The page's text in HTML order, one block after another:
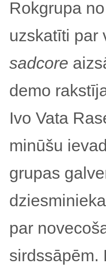
Rokgrupa
uzskatīti par
sadcore
demo
Ivo Vata
minūšu
grupas
par
sirdssāpēm.